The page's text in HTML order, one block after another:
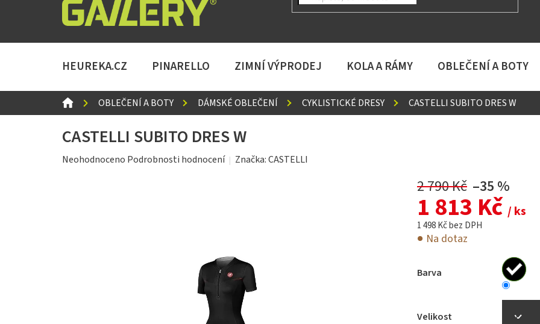
HEUREKA.CZ PINARELLO ZIMNÍ VÝPRODEJ KOLA A RÁMY OBLEČENÍ A BOTY
DOMŮOBLEČENÍ A BOTY DÁMSKÉ OBLEČENÍ CYKLISTICKÉ DRESY CASTELLI SUBITO DRES W
CASTELLI SUBITO DRES W
Průměrné
Neohodnoceno Podrobnosti hodnocení Značka:CASTELLI
2 790 Kč –35 %
1 813 Kč / ks
1 498 Kč bez DPH
Na dotaz
Barva
Velikost